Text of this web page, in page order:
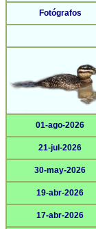
Fotógrafos
01-ago-2026
21-jul-2026
30-may-2026
19-abr-2026
17-abr-2026